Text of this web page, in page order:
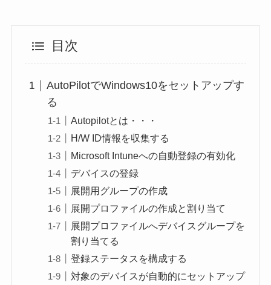
目次
AutoPilotでWindows10をセットアップす
る
Autopilotとは・・・
H/W ID情報を収集する
Microsoft Intuneへの自動登録の有効化
デバイスの登録
展開用グループの作成
展開プロファイルの作成と割り当て
展開プロファイルへデバイスグループを
割り当てる
登録ステータスを構成する
対象のデバイスが自動的にセットアップ